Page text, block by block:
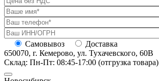
Самовывоз
Доставка
650070, г. Кемерово, ул. Тухачевского, 60В
Склад: Пн-Пт: 08:45-17:00 (отгрузка товара)